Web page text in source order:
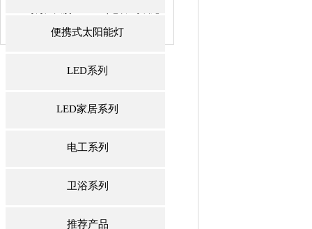
便携式太阳能灯
LED系列
LED家居系列
电工系列
卫浴系列
推荐产品
城广场站D出口